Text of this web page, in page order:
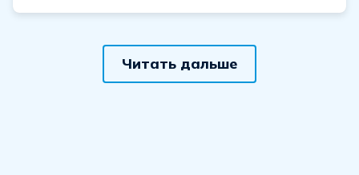
Читать дальше